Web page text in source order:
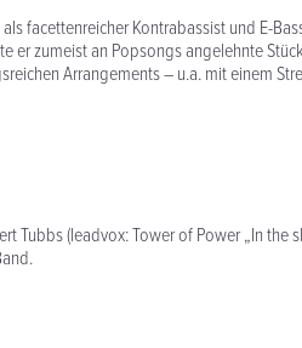
facettenreicher Kontrabassist und E-
er zumeist an Popsongs angelehnte
Arrangements – u.a. mit einem
Tubbs (leadvox: Tower of Power „In the